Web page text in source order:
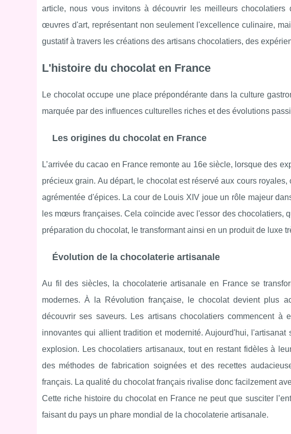
article, nous vous invitons à découvrir les meilleurs
œuvres d'art, représentant non seulement l'excellence culinaire,
gustatif à travers les créations des artisans chocolatiers, des
L'histoire du chocolat en France
Le chocolat occupe une place prépondérante dans la culture
marquée par des influences culturelles riches et des évolutions
Les origines du chocolat en France
L’arrivée du cacao en France remonte au 16e siècle, lorsque des
précieux grain. Au départ, le chocolat est réservé aux cours
agrémentée d'épices. La cour de Louis XIV joue un rôle majeur
les mœurs françaises. Cela coïncide avec l'essor des chocolatiers,
préparation du chocolat, le transformant ainsi en un produit de luxe
Évolution de la chocolaterie artisanale
Au fil des siècles, la chocolaterie artisanale en France se
modernes. À la Révolution française, le chocolat devient plus
découvrir ses saveurs. Les artisans chocolatiers commencent à
innovantes qui allient tradition et modernité. Aujourd'hui,
explosion. Les chocolatiers artisanaux, tout en restant fidèles à
des méthodes de fabrication soignées et des recettes
français. La qualité du chocolat français rivalise donc facilzement
Cette riche histoire du chocolat en France ne peut que susciter
faisant du pays un phare mondial de la chocolaterie artisanale.